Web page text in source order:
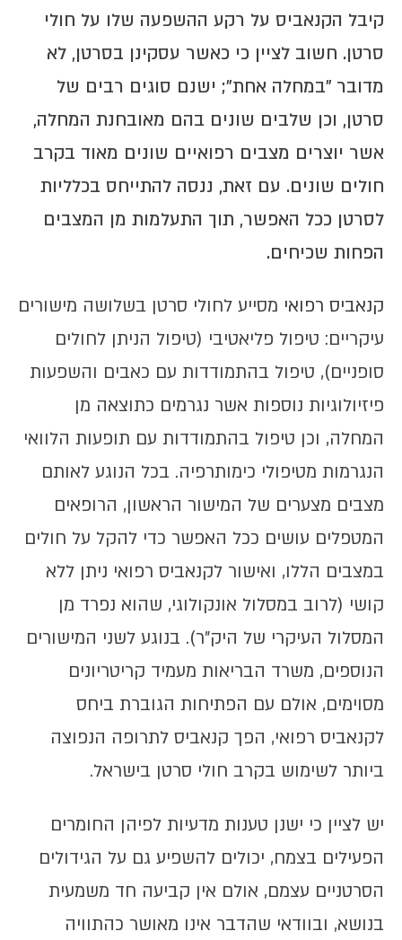
קיבל הקנאביס על רקע ההשפעה שלו על חולי
סרטן. חשוב לציין כי כאשר עסקינן בסרטן, לא
מדובר "במחלה אחת"; ישנם סוגים רבים של
סרטן, וכן שלבים שונים בהם מאובחנת המחלה,
אשר יוצרים מצבים רפואיים שונים מאוד בקרב
חולים שונים. עם זאת, ננסה להתייחס בכלליות
לסרטן ככל האפשר, תוך התעלמות מן המצבים
הפחות שכיחים.
קנאביס רפואי מסייע לחולי סרטן בשלושה מישורים
עיקריים: טיפול פליאטיבי (טיפול הניתן לחולים
סופניים), טיפול בהתמודדות עם כאבים והשפעות
פיזיולוגיות נוספות אשר נגרמים כתוצאה מן
המחלה, וכן טיפול בהתמודדות עם תופעות הלוואי
הנגרמות מטיפולי כימותרפיה. בכל הנוגע לאותם
מצבים מצערים של המישור הראשון, הרופאים
המטפלים עושים ככל האפשר כדי להקל על חולים
במצבים הללו, ואישור לקנאביס רפואי ניתן ללא
קושי (לרוב במסלול אונקולוגי, שהוא נפרד מן
המסלול העיקרי של היק"ר). בנוגע לשני המישורים
הנוספים, משרד הבריאות מעמיד קריטריונים
מסוימים, אולם עם הפתיחות הגוברת ביחס
לקנאביס רפואי, הפך קנאביס לתרופה הנפוצה
ביותר לשימוש בקרב חולי סרטן בישראל.
יש לציין כי ישנן טענות מדעיות לפיהן החומרים
הפעילים בצמח, יכולים להשפיע גם על הגידולים
הסרטניים עצמם, אולם אין קביעה חד משמעית
בנושא, ובוודאי שהדבר אינו מאושר כהתוויה